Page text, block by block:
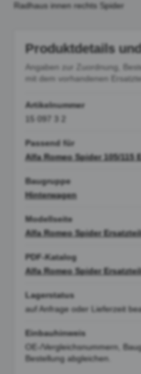
Radhaus innen rechts Spider
Produktdetails
Angaben zur Zuordnung,
mit dem vorhandenen
Artikelnummer
15 097 3 2
Passend für
Alfa Romeo Spider 105/115
Baugruppe
Hinterwagen
Modellseite
Alfa Romeo Spider
PDF-Katalog
Alfa Romeo Spider
Lagerstatus
auf Anfrage oder Lieferzeit
Einbauhinweis
OE-/Vergleichsnummern,
Bestellung abgleichen.